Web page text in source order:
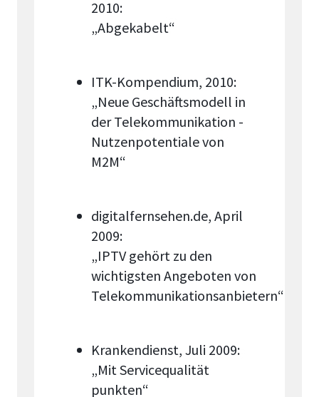
2010:
„Abgekabelt“
ITK-Kompendium, 2010:
„Neue Geschäftsmodell in
der Telekommunikation -
Nutzenpotentiale von
M2M“
digitalfernsehen.de, April
2009:
„IPTV gehört zu den
wichtigsten Angeboten von
Telekommunikationsanbietern“
Krankendienst, Juli 2009:
„Mit Servicequalität
punkten“